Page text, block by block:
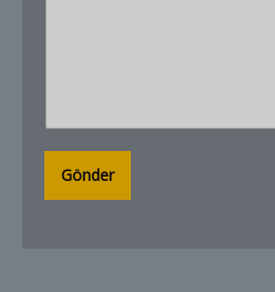
Gönder